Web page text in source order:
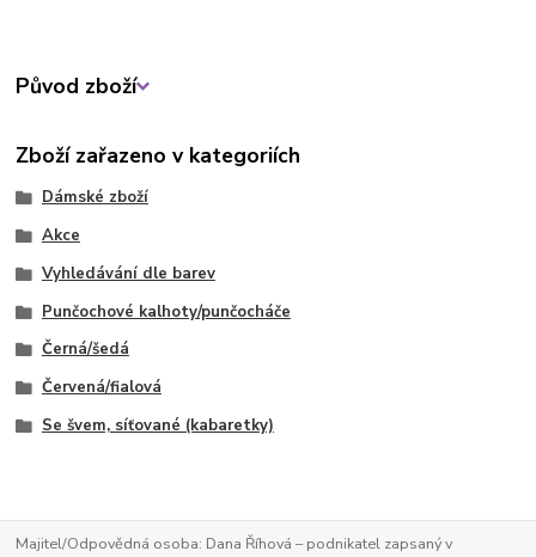
Původ zboží
Zboží zařazeno v kategoriích
Dámské zboží
Akce
Vyhledávání dle barev
Punčochové kalhoty/punčocháče
Černá/šedá
Červená/fialová
Se švem, síťované (kabaretky)
Majitel/Odpovědná osoba: Dana Říhová – podnikatel zapsaný v